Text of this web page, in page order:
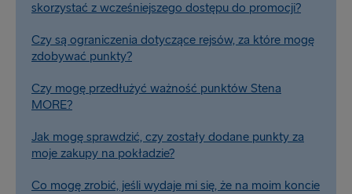
skorzystać z wcześniejszego dostępu do promocji?
Czy są ograniczenia dotyczące rejsów, za które mogę
zdobywać punkty?
Czy mogę przedłużyć ważność punktów Stena
MORE?
Jak mogę sprawdzić, czy zostały dodane punkty za
moje zakupy na pokładzie?
Co mogę zrobić, jeśli wydaje mi się, że na moim koncie